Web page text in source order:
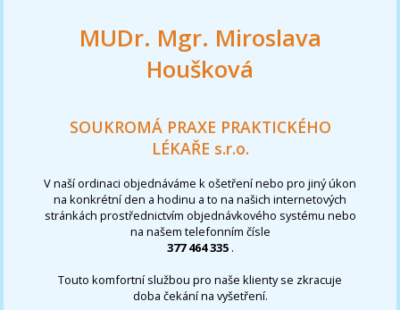
MUDr. Mgr. Miroslava
Houšková
SOUKROMÁ PRAXE PRAKTICKÉHO
LÉKAŘE s.r.o.
V naší ordinaci objednáváme k ošetření nebo pro jiný úkon
na konkrétní den a hodinu a to na našich internetových
stránkách prostřednictvím objednávkového systému nebo
na našem telefonním čísle
377 464 335 .
Touto komfortní službou pro naše klienty se zkracuje
doba čekání na vyšetření.